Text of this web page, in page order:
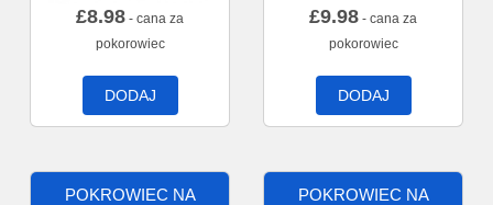
£8.98 - cana za
pokorowiec
DODAJ
£9.98 - cana za
pokorowiec
DODAJ
POKROWIEC NA
POKROWIEC NA